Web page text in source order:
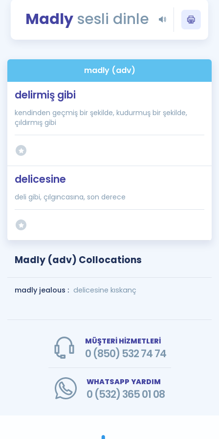
Rehberlik Aracı
Blog
İngilizce Gramer
Madlysesli dinle
madly (adv)
delirmiş gibi
kendinden geçmiş bir şekilde, kudurmuş bir şekilde,
çıldırmış gibi
delicesine
deli gibi, çılgıncasına, son derece
Madly (adv) Collocations
madly jealous : delicesine kıskanç
MÜŞTERİ HİZMETLERİ
0 (850) 532 74 74
WHATSAPP YARDIM
0 (532) 365 01 08